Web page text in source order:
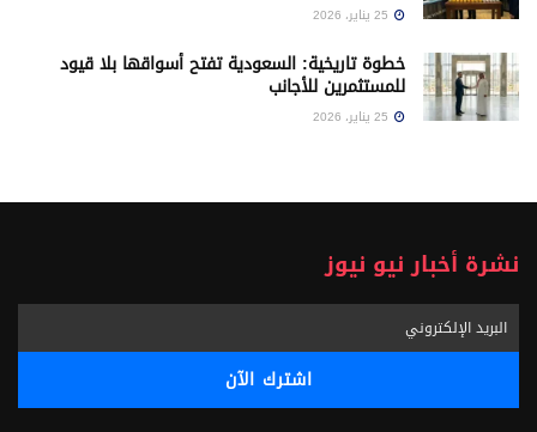
خطوة تاريخية: السعودية تفتح أسواقها بلا قيود
للمستثمرين للأجانب
نشرة أخبار نيو نيوز